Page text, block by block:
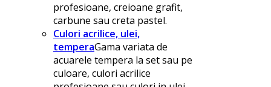
profesioane, creioane grafit,
carbune sau creta pastel.
Culori acrilice, ulei,
temperaGama variata de
acuarele tempera la set sau pe
culoare, culori acrilice